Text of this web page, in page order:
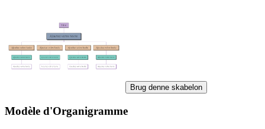
Brug denne skabelon
Modèle d'Organigramme